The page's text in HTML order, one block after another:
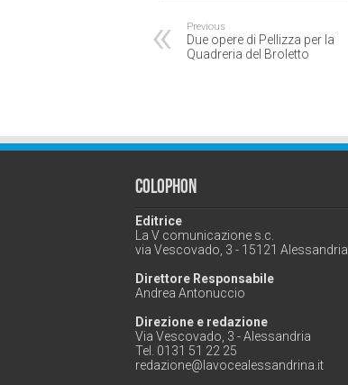
Previous
Due opere di Pellizza per la
Quadreria del Broletto
Colophon
Editrice
La V comunicazione s.c.
via Vescovado, 3 - 15121 Alessandria
Direttore Responsabile
Andrea Antonuccio
Direzione e redazione
Via Vescovado, 3 - Alessandria
Tel. 0131 51 22 25
redazione@lavocealessandrina.it